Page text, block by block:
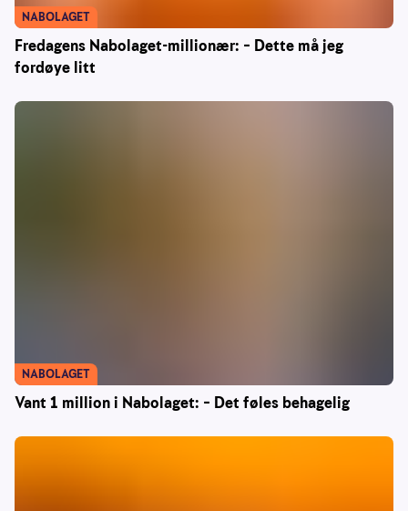
Fredagens Nabolaget-millionær: – Dette må jeg
fordøye litt
NABOLAGET
Vant 1 million i Nabolaget: – Det føles behagelig
NABOLAGET